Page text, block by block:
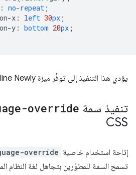
: no-repeat ;
x : left 30px ;
y : bottom 20px ;
يؤدي هذا التنفيذ إلى توفُّر ميزة Baseline Newly.
تنفيذ سمة override
CSS
إتاحة استخدام خاصية override
تسمح السمة للمطوّرين بتجاهل لغة النظام